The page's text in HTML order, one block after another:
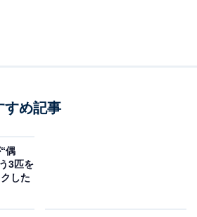
払ってるのに心配して即駆けつけ
すぎる」「泣き上戸ってコト!?」
「泣きのターンに入ったのかな」
寄せられています。
すめ記事
偶
3匹を
した